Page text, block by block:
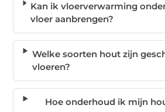
Kan ik vloerverwarming
vloer aanbrengen?
Welke soorten hout zijn
vloeren?
Hoe onderhoud ik mijn